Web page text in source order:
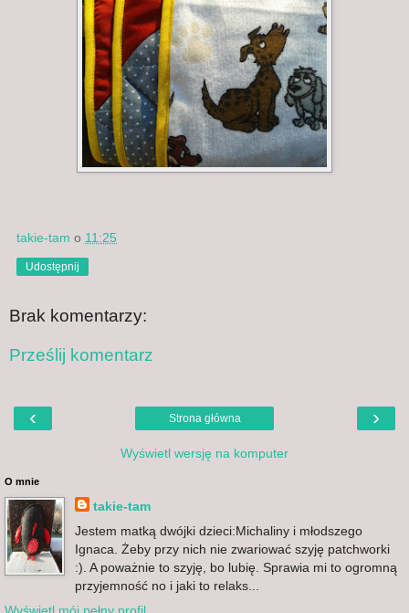
takie-tam o 11:25
Udostępnij
Brak komentarzy:
Prześlij komentarz
‹ ›
Strona główna
Wyświetl wersję na komputer
O mnie
takie-tam
Jestem matką dwójki dzieci:Michaliny i młodszego
Ignaca. Żeby przy nich nie zwariować szyję patchworki
:). A poważnie to szyję, bo lubię. Sprawia mi to ogromną
przyjemność no i jaki to relaks...